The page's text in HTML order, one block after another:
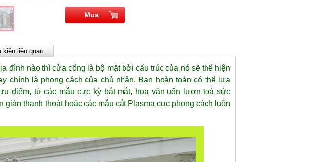
Mua
kiện liên quan
đình nào thì cửa cổng là bộ mặt bởi cấu trúc của nó sẽ thể hiện
chính là phong cách của chủ nhân. Bạn hoàn toàn có thể lựa
điểm, từ các mẫu cực kỳ bắt mắt, hoa văn uốn lượn toả sức
giản thanh thoát hoặc các mẫu cắt Plasma cực phong cách luôn